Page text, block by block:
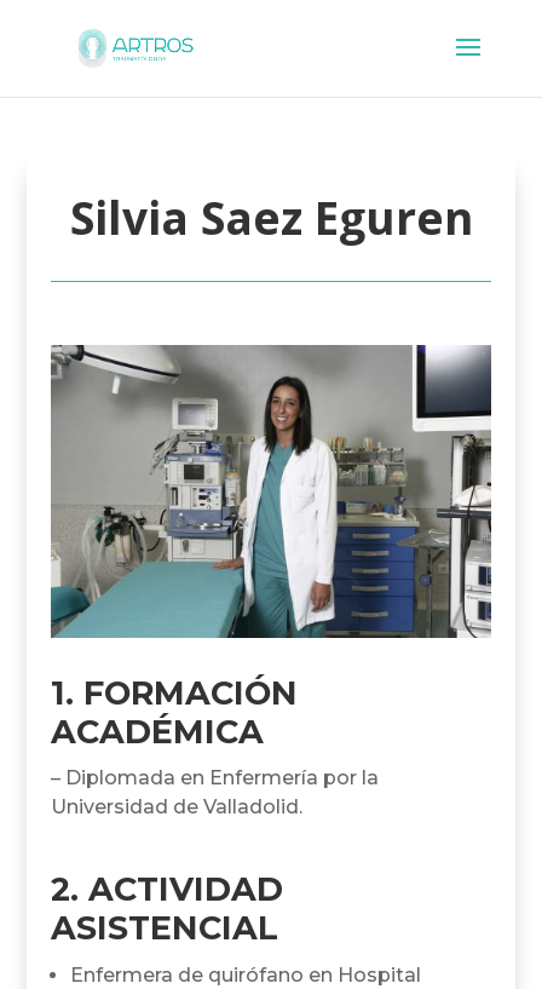
Silvia Saez Eguren
1. FORMACIÓN
ACADÉMICA
– Diplomada en Enfermería por la
Universidad de Valladolid.
2. ACTIVIDAD
ASISTENCIAL
Enfermera de quirófano en Hospital